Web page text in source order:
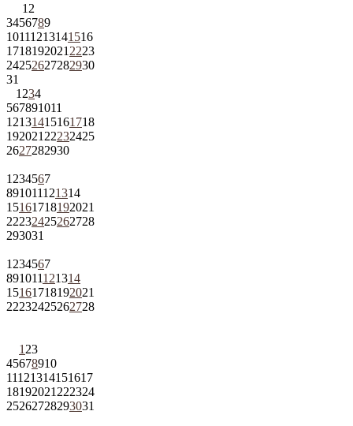
1 2
3456789
10111213141516
1718192021 2223
24252627282930
31
1 234
567891011
12131415161718
192021 22232425
2627282930
1 234567
891011121314
15161718192021
22232425262728
293031
1 234567
891011121314
15161718192021
22232425262728
1 23
45678910
11121314151617
18192021 222324
25262728293031